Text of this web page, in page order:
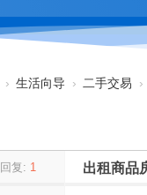
› 生活向导 › 二手交易 ›
回复: 1 出租商品